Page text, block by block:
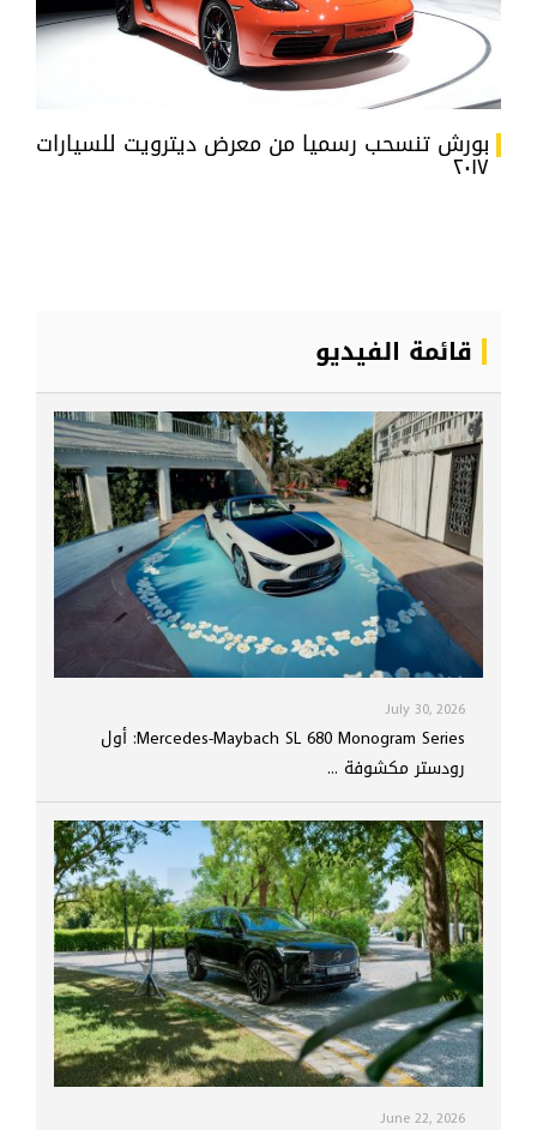
بورش تنسحب رسميا من معرض ديترويت للسيارات
٢٠١٧
قائمة الفيديو
July 30, 2026
Mercedes-Maybach SL 680 Monogram Series: أول
رودستر مكشوفة ...
June 22, 2026